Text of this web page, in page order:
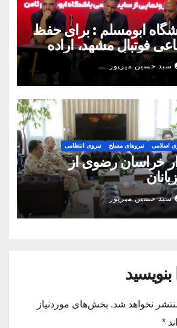
ابومسلم : برای حفظ
فوتبال مشهد، اراده
شکل بگیرد
سید حسین میرپور
اسلامی نیروهای مسلح نیروی انتظامی
خراسان رضوی از
سید حسین میرپور
بنویسید
نخواهد شد. بخش‌های موردنیاز
*